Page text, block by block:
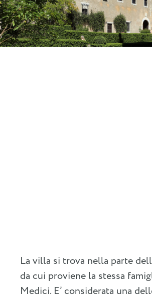
La villa si trova nella parte
da cui proviene la stessa
Medici. E’ considerata una